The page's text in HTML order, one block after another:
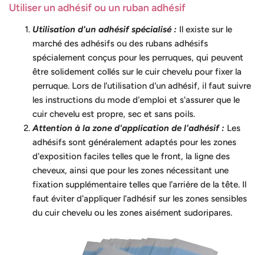
Utiliser un adhésif ou un ruban adhésif
Utilisation d'un adhésif spécialisé : Il existe sur le
marché des adhésifs ou des rubans adhésifs
spécialement conçus pour les perruques, qui peuvent
être solidement collés sur le cuir chevelu pour fixer la
perruque. Lors de l'utilisation d'un adhésif, il faut suivre
les instructions du mode d'emploi et s'assurer que le
cuir chevelu est propre, sec et sans poils.
Attention à la zone d'application de l'adhésif : Les
adhésifs sont généralement adaptés pour les zones
d'exposition faciles telles que le front, la ligne des
cheveux, ainsi que pour les zones nécessitant une
fixation supplémentaire telles que l'arrière de la tête. Il
faut éviter d'appliquer l'adhésif sur les zones sensibles
du cuir chevelu ou les zones aisément sudoripares.